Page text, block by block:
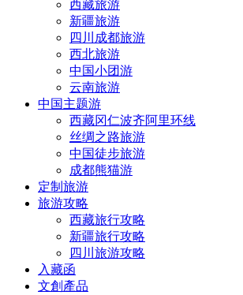
西藏旅游
新疆旅游
四川成都旅游
西北旅游
中国小团游
云南旅游
中国主题游
西藏冈仁波齐阿里环线
丝绸之路旅游
中国徒步旅游
成都熊猫游
定制旅游
旅游攻略
西藏旅行攻略
新疆旅行攻略
四川旅游攻略
入藏函
文創產品